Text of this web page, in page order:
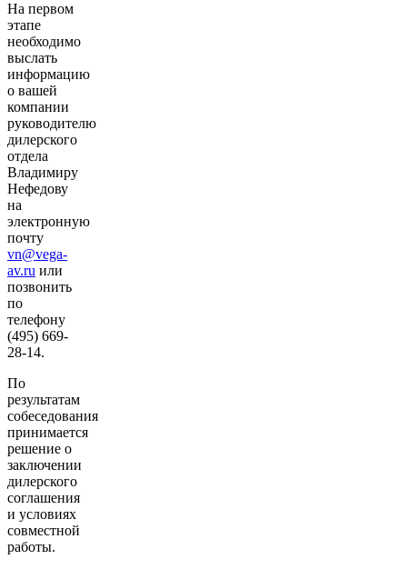
На первом
этапе
необходимо
выслать
информацию
о вашей
компании
руководителю
дилерского
отдела
Владимиру
Нефедову
на
электронную
почту
vn@vega-
av.ru или
позвонить
по
телефону
(495) 669-
28-14.
По
результатам
собеседования
принимается
решение о
заключении
дилерского
соглашения
и условиях
совместной
работы.